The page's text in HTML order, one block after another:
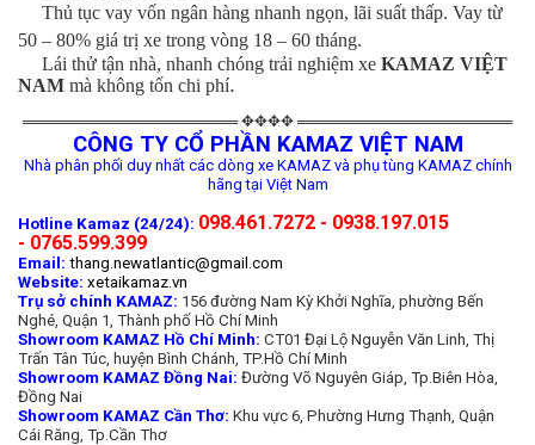
Thủ tục vay vốn ngân hàng nhanh ngọn, lãi suất thấp. Vay từ
50 – 80% giá trị xe trong vòng 18 – 60 tháng.
Lái thử tận nhà, nhanh chóng trải nghiệm xe KAMAZ VIỆT
NAM mà không tốn chi phí.
════════════════════ ✥✥✥✥ ════════════════════
CÔNG TY CỔ PHẦN KAMAZ VIỆT NAM
Nhà phân phối duy nhất các dòng xe KAMAZ và phụ tùng KAMAZ chính
hãng tại Việt Nam
Hotline Kamaz (24/24): 098.461.7272 - 0938.197.015
- 0765.599.399
Email: thang.newatlantic@gmail.com
Website: xetaikamaz.vn
Trụ sở chính KAMAZ: 156 đường Nam Kỳ Khởi Nghĩa, phường Bến
Nghé, Quận 1, Thành phố Hồ Chí Minh
Showroom KAMAZ Hồ Chí Minh: CT01 Đại Lộ Nguyễn Văn Linh, Thị
Trấn Tân Túc, huyện Bình Chánh, TP.Hồ Chí Minh
Showroom KAMAZ Đồng Nai: Đường Võ Nguyên Giáp, Tp.Biên Hòa,
Đồng Nai
Showroom KAMAZ Cần Thơ: Khu vực 6, Phường Hưng Thạnh, Quận
Cái Răng, Tp.Cần Thơ